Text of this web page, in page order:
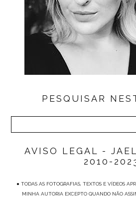
PESQUISAR
AVISO LEGAL -
2010-
● TODAS AS FOTOGRAFIAS, TEXTOS E VÍDEOS
MINHA AUTORIA EXCEPTO QUANDO NÃO